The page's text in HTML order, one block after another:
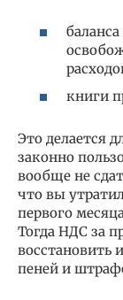
книги
Это делается
законно
вообще не
что вы
первого
Тогда НДС за
восстановить
пеней и